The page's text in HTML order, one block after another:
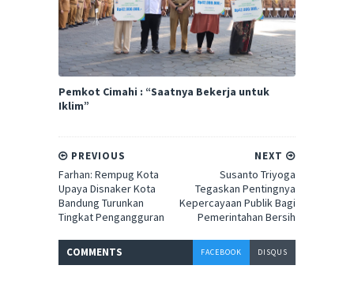
Pemkot Cimahi : “Saatnya Bekerja untuk
Iklim”
NEXT
Susanto Triyoga
Tegaskan Pentingnya
Kepercayaan Publik Bagi
Pemerintahan Bersih
PREVIOUS
Farhan: Rempug Kota
Upaya Disnaker Kota
Bandung Turunkan
Tingkat Pengangguran
COMMENTS FACEBOOK DISQUS